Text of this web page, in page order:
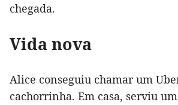
chegada.
Vida nova
Alice conseguiu chamar um
cachorrinha. Em casa, serviu